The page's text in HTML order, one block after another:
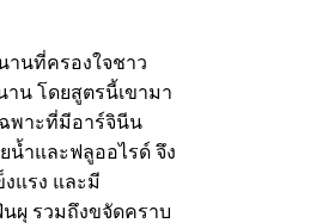
านที่ครองใจชาว
น โดยสูตรนี้เขามา
พาะที่มีอาร์จินีน
น้ำและฟลูออไรด์ จึง
งแรง และมี
ผุ รวมถึงขจัดคราบ